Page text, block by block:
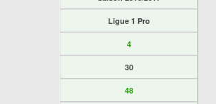
Ligue 1 Pro
4
30
48